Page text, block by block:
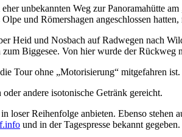
unbekannten Weg zur Panoramahütte am
und Römershagen angeschlossen
Heid und Nosbach auf Radwegen nach
Biggesee. Von hier wurde der Rückweg
Tour ohne „Motorisierung“ mitgefahren ist.
andere isotonische Getränk gereicht.
Reihenfolge anbieten. Ebenso stehen
und in der Tagespresse bekannt gegeben.